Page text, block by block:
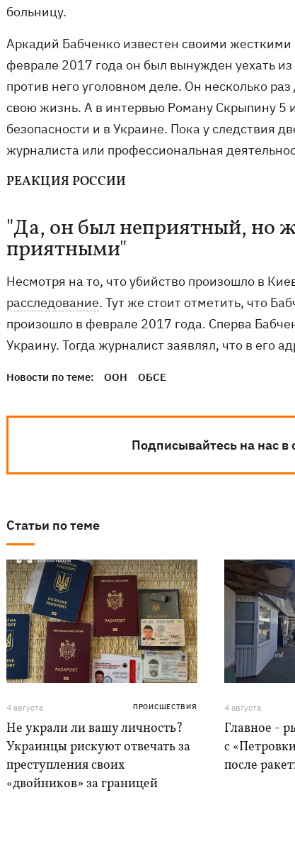
больницу.
Аркадий Бабченко известен своими
феврале 2017 года он был вынужден уехать
против него уголовном деле. Он несколько
свою жизнь. А в интервью Роману Скрыпину 5
безопасности и в Украине. Пока у следствия
журналиста или профессиональная
РЕАКЦИЯ РОССИИ
"Да, он был неприятный, но
приятными"
Несмотря на то, что убийство произошло в
расследование. Тут же стоит отметить, что
произошло в феврале 2017 года. Сперва
Украину. Тогда журналист заявлял, что в его
Новости по теме: ООН ОБСЕ
Подписывайтесь на нас в
Статьи по теме
4 августа ПРОИСШЕСТВИЯ
Не украли ли вашу личность?
Украинцы рискуют отвечать за
преступления своих
«двойников» за границей
4 августа
Главное -
с
после